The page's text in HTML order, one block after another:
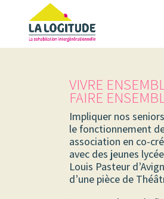
VIVRE
FAIRE
Impliquer nos
le fonctionnement
association en co-
avec des jeunes
Louis Pasteur
d’une pièce de